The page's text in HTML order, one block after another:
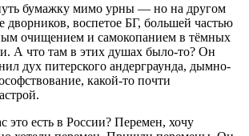
бумажку мимо урны — но на другом
дворников, воспетое БГ, большей частью
очищением и самокопанием в тёмных
А что там в этих душах было-то? Он
дух питерского андерграунда, дымно-
какой-то почти
это есть в России? Перемен, хочу